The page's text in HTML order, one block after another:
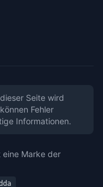
Seite wird
Fehler
Informationen.
Marke der